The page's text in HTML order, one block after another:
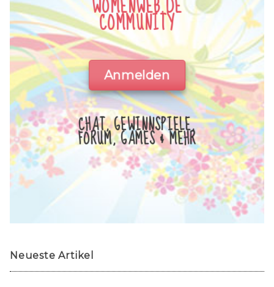
COMMUNITY
Anmelden
CHAT, GEWINNSPIELE,
FORUM, GAMES & MEHR
Neueste Artikel